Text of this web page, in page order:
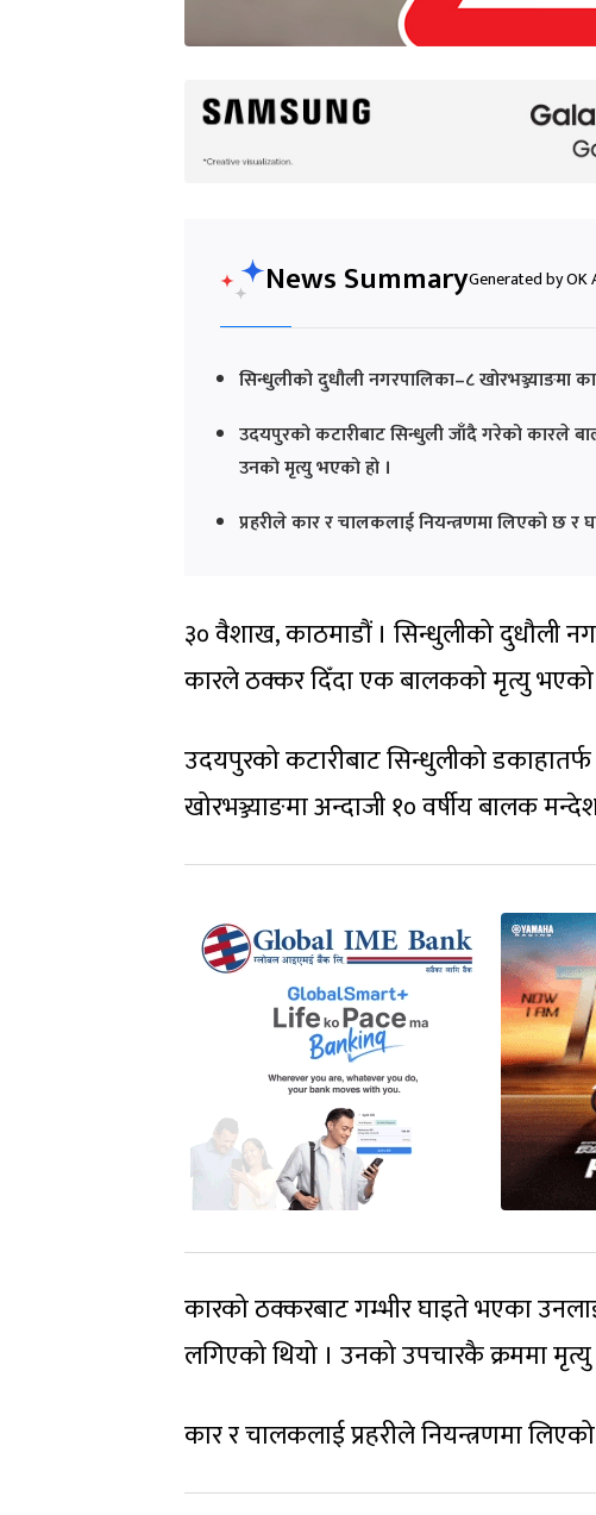
News SummaryGenerated by OK
सिन्धुलीको दुधौली नगरपालिका–८
उदयपुरको कटारीबाट सिन्धुली जाँदै गरेको कारले
उनको मृत्यु भएको हो ।
प्रहरीले कार र चालकलाई नियन्त्रणमा लिएको छ
३० वैशाख, काठमाडौं । सिन्धुलीको दुधौली
कारले ठक्कर दिँदा एक बालकको मृत्यु
उदयपुरको कटारीबाट सिन्धुलीको
खोरभञ्ज्याङमा अन्दाजी १० वर्षीय बालक
कारको ठक्करबाट गम्भीर घाइते भएका
लगिएको थियो । उनको उपचारकै क्रममा
कार र चालकलाई प्रहरीले नियन्त्रणमा